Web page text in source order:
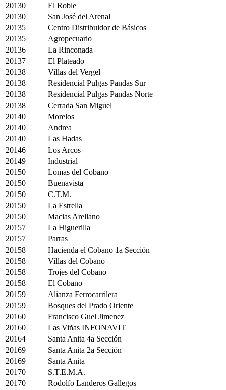
20130
El Roble
20130
San José del Arenal
20135
Centro Distribuidor de Básicos
20135
Agropecuario
20136
La Rinconada
20137
El Plateado
20138
Villas del Vergel
20138
Residencial Pulgas Pandas Sur
20138
Residencial Pulgas Pandas Norte
20138
Cerrada San Miguel
20140
Morelos
20140
Andrea
20140
Las Hadas
20146
Los Arcos
20149
Industrial
20150
Lomas del Cobano
20150
Buenavista
20150
C.T.M.
20150
La Estrella
20150
Macias Arellano
20157
La Higuerilla
20157
Parras
20158
Hacienda el Cobano 1a Sección
20158
Villas del Cobano
20158
Trojes del Cobano
20158
El Cobano
20159
Alianza Ferrocarrilera
20159
Bosques del Prado Oriente
20160
Francisco Guel Jimenez
20160
Las Viñas INFONAVIT
20164
Santa Anita 4a Sección
20169
Santa Anita 2a Sección
20169
Santa Anita
20170
S.T.E.M.A.
20170
Rodolfo Landeros Gallegos